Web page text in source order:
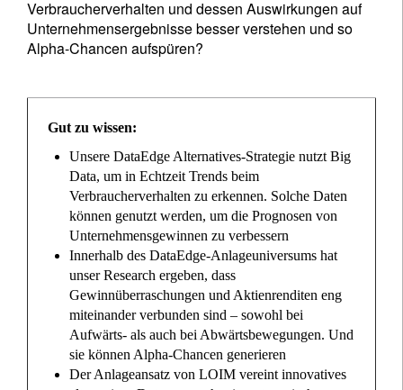
Verbraucherverhalten und dessen Auswirkungen auf
Unternehmensergebnisse besser verstehen und so
Alpha-Chancen aufspüren?
Gut zu wissen:
Unsere DataEdge Alternatives-Strategie nutzt Big
Data, um in Echtzeit Trends beim
Verbraucherverhalten zu erkennen. Solche Daten
können genutzt werden, um die Prognosen von
Unternehmensgewinnen zu verbessern
Innerhalb des DataEdge-Anlageuniversums hat
unser Research ergeben, dass
Gewinnüberraschungen und Aktienrenditen eng
miteinander verbunden sind – sowohl bei
Aufwärts- als auch bei Abwärtsbewegungen. Und
sie können Alpha-Chancen generieren
Der Anlageansatz von LOIM vereint innovatives